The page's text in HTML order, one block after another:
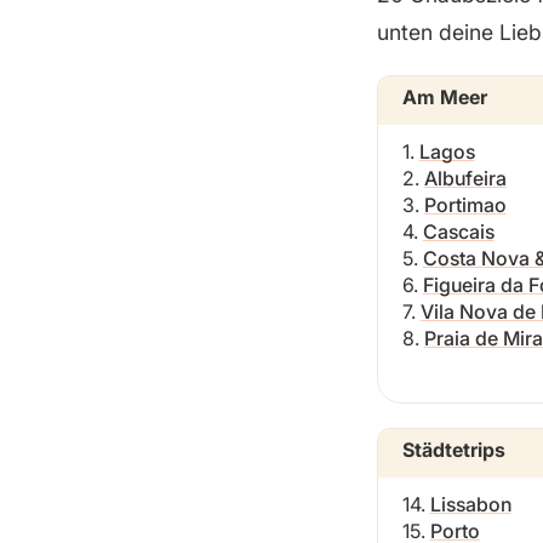
unten deine
Am Meer
1. Lagos
2. Albufeira
3. Portimao
4. Cascais
5. Costa Nova
6. Figueira da
7. Vila Nova de
8. Praia de
Städtetrips
14. Lissabon
15. Porto